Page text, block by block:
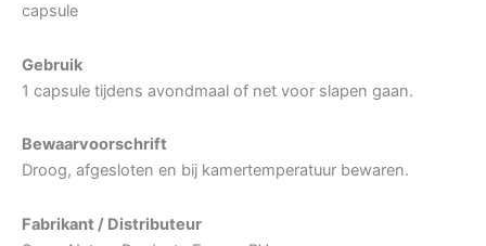
capsule
Gebruik
1 capsule tijdens avondmaal of net voor slapen gaan.
Bewaarvoorschrift
Droog, afgesloten en bij kamertemperatuur bewaren.
Fabrikant / Distributeur